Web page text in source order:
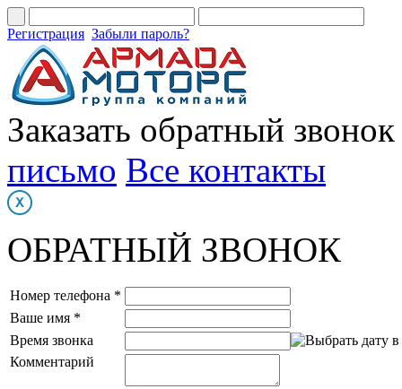
Регистрация Забыли пароль?
Заказать обратный звонок
письмо Все контакты
ОБРАТНЫЙ ЗВОНОК
Номер телефона *
Ваше имя *
Время звонка
Комментарий